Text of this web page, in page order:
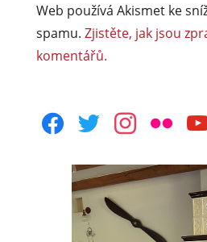
Web používá Akismet ke
spamu. Zjistěte, jak jsou
komentářů.
facebooktwitterinstagram
flickr